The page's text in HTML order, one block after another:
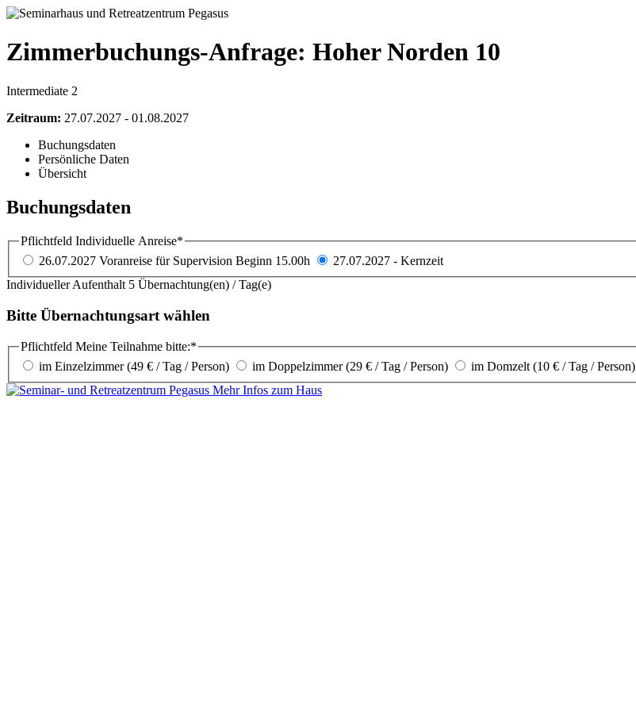
Zimmerbuchungs-Anfrage: Hoher Norden 10
Intermediate 2
Zeitraum: 27.07.2027 - 01.08.2027
Buchungsdaten
Persönliche Daten
Übersicht
Buchungsdaten
Pflichtfeld Individuelle Anreise*
26.07.2027 Voranreise für Supervision Beginn 15.00h
27.07.2027 - Kernzeit
Individueller Aufenthalt 5 Übernachtung(en) / Tag(e)
Bitte Übernachtungsart wählen
Pflichtfeld Meine Teilnahme bitte:*
im Einzelzimmer (49 € / Tag / Person)
im Doppelzimmer (29 € / Tag / Person) im Domzelt (10 € / Tag / Person)
Mehr Infos zum Haus